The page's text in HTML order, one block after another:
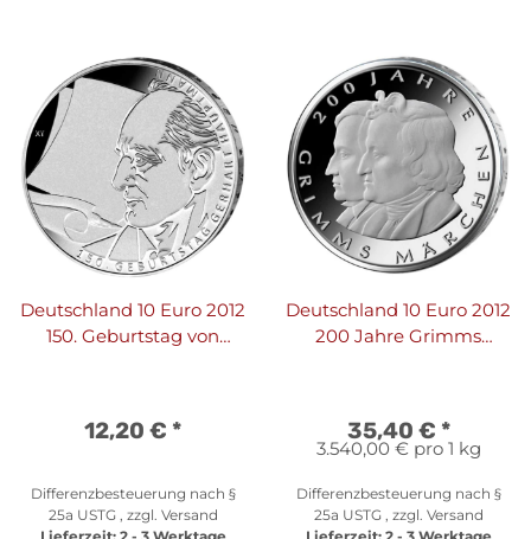
Deutschland 10 Euro 2012
150. Geburtstag von
12,20 € *
Differenzbesteuerung nach §
25a USTG , zzgl. Versand
Deutschland 10 Euro 2012
200 Jahre Grimms
35,40 € *
3.540,00 € pro 1 kg
Differenzbesteuerung nach §
25a USTG , zzgl. Versand